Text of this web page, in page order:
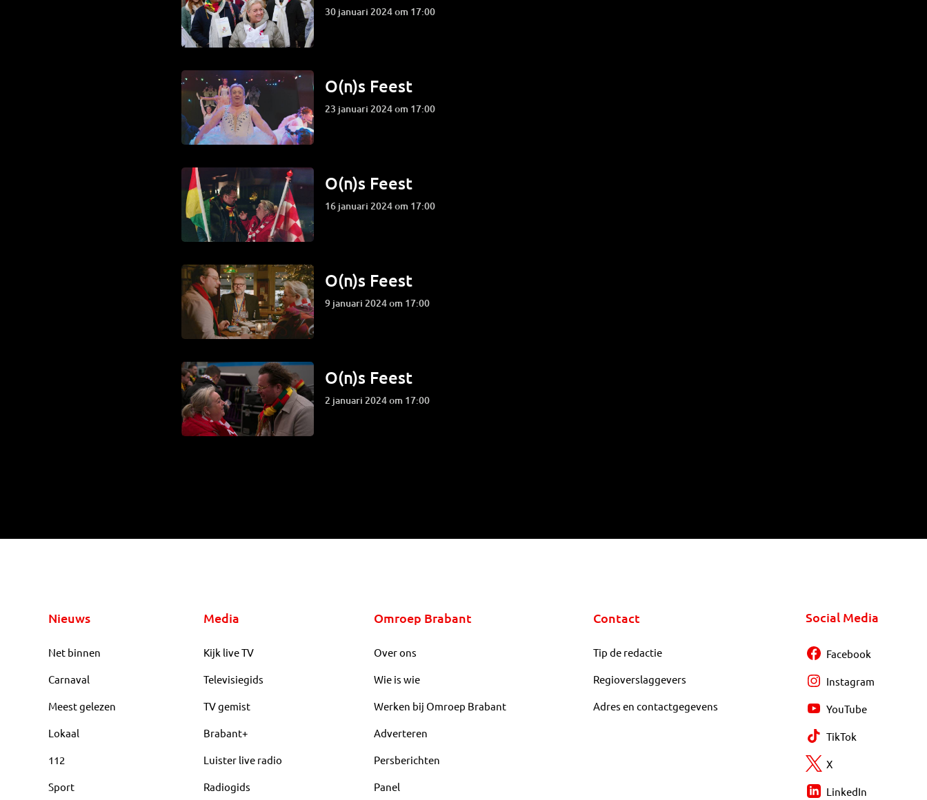
30 januari 2024 om 17:00
O(n)s Feest
23 januari 2024 om 17:00
O(n)s Feest
16 januari 2024 om 17:00
O(n)s Feest
9 januari 2024 om 17:00
O(n)s Feest
2 januari 2024 om 17:00
Nieuws
Net binnen
Carnaval
Meest gelezen
Lokaal
112
Sport
Media
Kijk live TV
Televisiegids
TV gemist
Brabant+
Luister live radio
Radiogids
Omroep Brabant
Over ons
Wie is wie
Werken bij Omroep Brabant
Adverteren
Persberichten
Panel
Contact
Tip de redactie
Regioverslaggevers
Adres en contactgegevens
Social Media
Facebook
Instagram
YouTube
TikTok
X
LinkedIn